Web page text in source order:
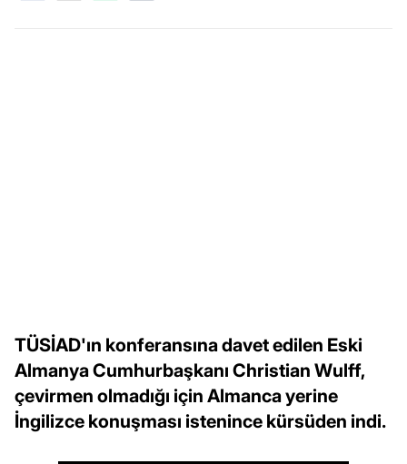
TÜSİAD'ın konferansına davet edilen Eski
Almanya Cumhurbaşkanı Christian Wulff,
çevirmen olmadığı için Almanca yerine
İngilizce konuşması istenince kürsüden indi.